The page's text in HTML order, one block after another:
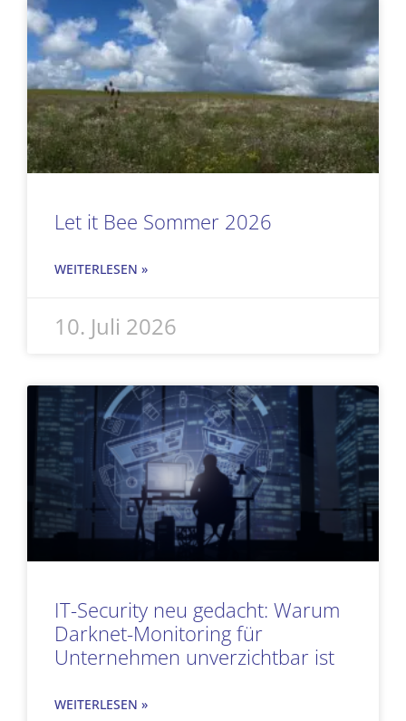
Let it Bee Sommer 2026
WEITERLESEN »
10. Juli 2026
IT-Security neu gedacht: Warum
Darknet-Monitoring für
Unternehmen unverzichtbar ist
WEITERLESEN »
SeiteSeiteSeite Seite